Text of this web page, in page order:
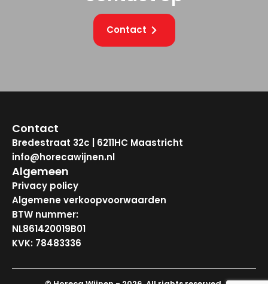
Contact
Contact
Bredestraat 32c | 6211HC Maastricht
info@horecawijnen.nl
Algemeen
Privacy policy
Algemene verkoopvoorwaarden
BTW nummer:
NL861420019B01
KVK: 78483336